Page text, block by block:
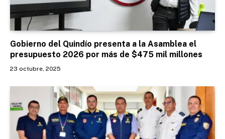
Gobierno del Quindío presenta a la Asamblea el
presupuesto 2026 por más de $475 mil millones
23 octubre, 2025